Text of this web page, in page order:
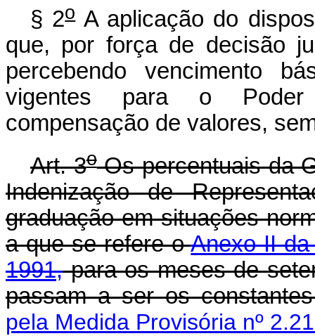
§ 2oA aplicação do
que, por força de decisão
percebendo vencimento
vigentes para o Poder
compensação de valores,
Art. 3oOs percentuais da
Indenização de
graduação em situações
a que se refere oAnexo II
1991,para os meses de
passam a ser os
pela Medida Provisória nº